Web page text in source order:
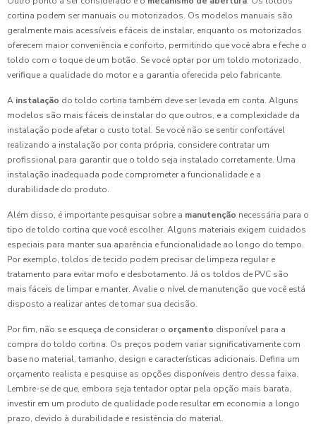
cortina podem ser manuais ou motorizados. Os modelos manuais são
geralmente mais acessíveis e fáceis de instalar, enquanto os motorizados
oferecem maior conveniência e conforto, permitindo que você abra e feche o
toldo com o toque de um botão. Se você optar por um toldo motorizado,
verifique a qualidade do motor e a garantia oferecida pelo fabricante.
A instalação do toldo cortina também deve ser levada em conta. Alguns
modelos são mais fáceis de instalar do que outros, e a complexidade da
instalação pode afetar o custo total. Se você não se sentir confortável
realizando a instalação por conta própria, considere contratar um
profissional para garantir que o toldo seja instalado corretamente. Uma
instalação inadequada pode comprometer a funcionalidade e a
durabilidade do produto.
Além disso, é importante pesquisar sobre a manutenção necessária para o
tipo de toldo cortina que você escolher. Alguns materiais exigem cuidados
especiais para manter sua aparência e funcionalidade ao longo do tempo.
Por exemplo, toldos de tecido podem precisar de limpeza regular e
tratamento para evitar mofo e desbotamento. Já os toldos de PVC são
mais fáceis de limpar e manter. Avalie o nível de manutenção que você está
disposto a realizar antes de tomar sua decisão.
Por fim, não se esqueça de considerar o orçamento disponível para a
compra do toldo cortina. Os preços podem variar significativamente com
base no material, tamanho, design e características adicionais. Defina um
orçamento realista e pesquise as opções disponíveis dentro dessa faixa.
Lembre-se de que, embora seja tentador optar pela opção mais barata,
investir em um produto de qualidade pode resultar em economia a longo
prazo, devido à durabilidade e resistência do material.